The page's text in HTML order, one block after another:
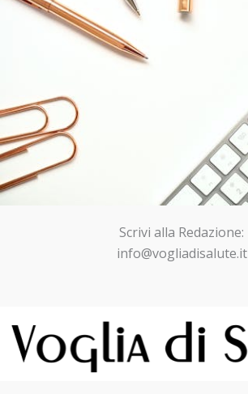
Scrivi alla Redazione:
info@vogliadisalute.it